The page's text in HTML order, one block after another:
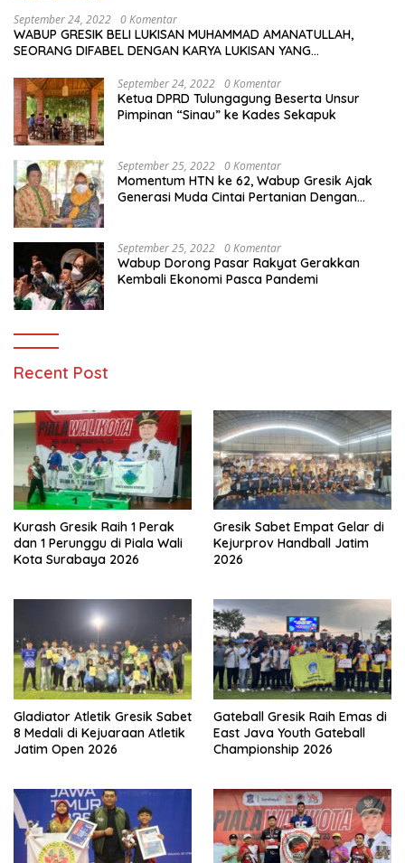
September 24, 2022 0 Komentar
WABUP GRESIK BELI LUKISAN MUHAMMAD AMANATULLAH,
SEORANG DIFABEL DENGAN KARYA LUKISAN YANG
September 24, 2022 0 Komentar
Ketua DPRD Tulungagung Beserta Unsur
Pimpinan “Sinau” ke Kades Sekapuk
September 25, 2022 0 Komentar
Momentum HTN ke 62, Wabup Gresik Ajak
Generasi Muda Cintai Pertanian Dengan
September 25, 2022 0 Komentar
Wabup Dorong Pasar Rakyat Gerakkan
Kembali Ekonomi Pasca Pandemi
Recent Post
Kurash Gresik Raih 1 Perak
dan 1 Perunggu di Piala Wali
Kota Surabaya 2026
Gresik Sabet Empat Gelar di
Kejurprov Handball Jatim
2026
Gladiator Atletik Gresik Sabet
8 Medali di Kejuaraan Atletik
Jatim Open 2026
Gateball Gresik Raih Emas di
East Java Youth Gateball
Championship 2026